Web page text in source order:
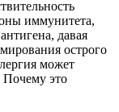
иммунитета,
давая
острого
может
Почему это